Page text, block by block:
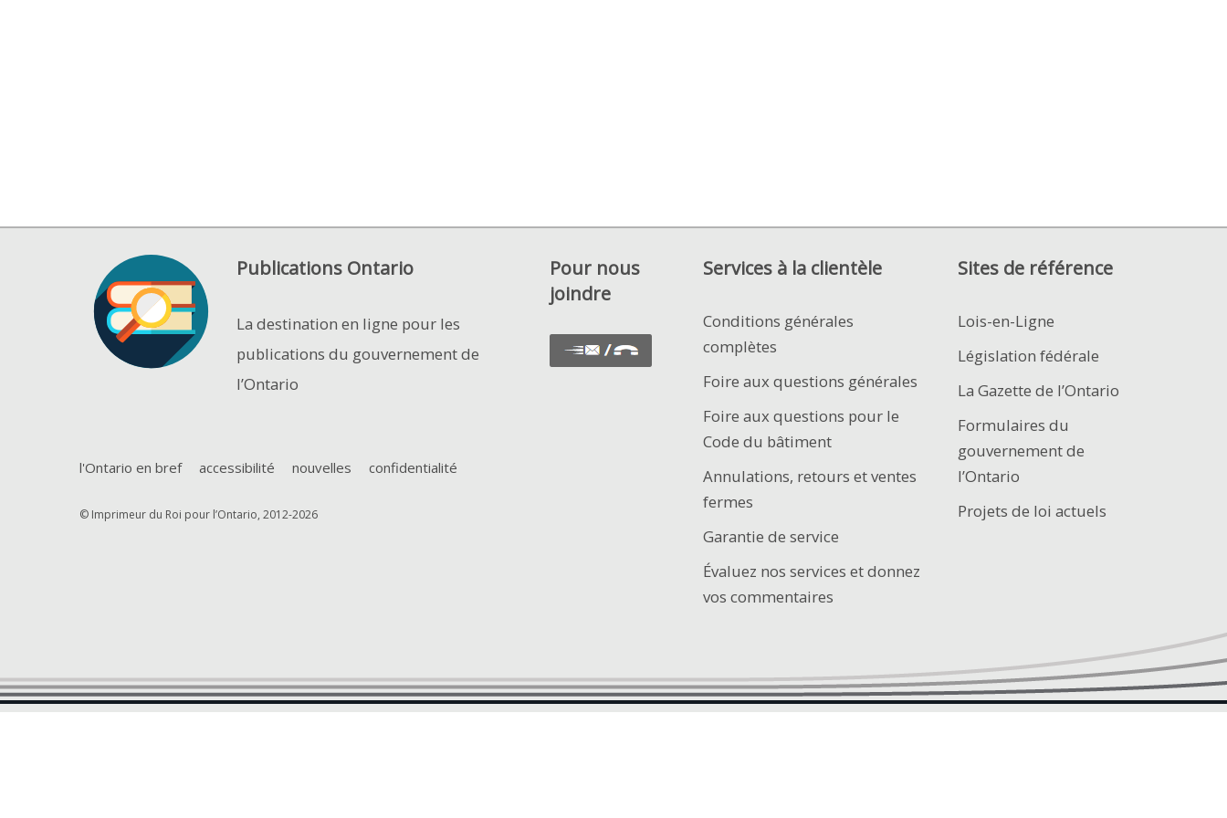
Publications Ontario
La destination en ligne pour les
publications du gouvernement de
l’Ontario
l'Ontario en bref accessibilité nouvelles confidentialité
© Imprimeur du Roi pour l’Ontario, 2012-2026
Pour nous
joindre
Services à la clientèle
Conditions générales
complètes
Foire aux questions générales
Foire aux questions pour le
Code du bâtiment
Annulations, retours et ventes
fermes
Garantie de service
Évaluez nos services et donnez
vos commentaires
Sites de référence
Lois-en-Ligne
Législation fédérale
La Gazette de l’Ontario
Formulaires du
gouvernement de
l’Ontario
Projets de loi actuels